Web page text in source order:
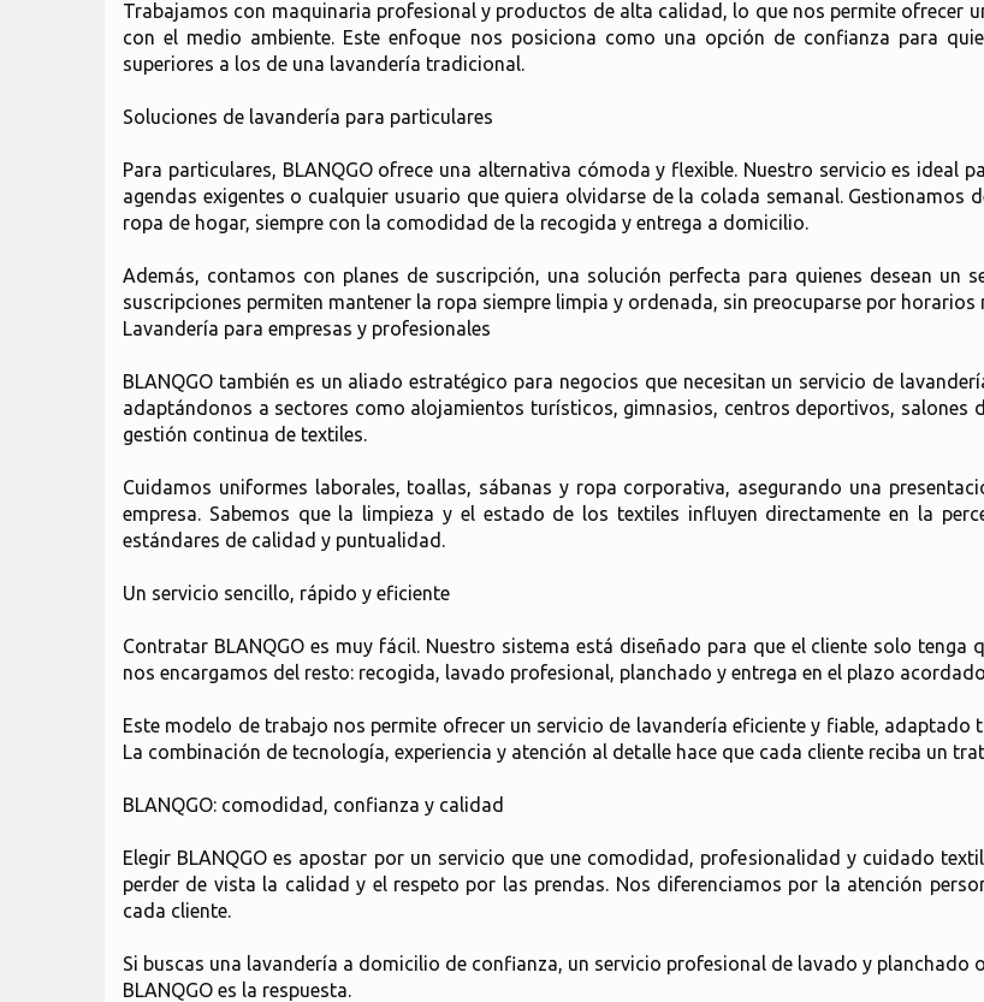
Trabajamos con maquinaria profesional y productos de alta calidad, lo que nos permite ofrecer
con el medio ambiente. Este enfoque nos posiciona como una opción de confianza para
superiores a los de una lavandería tradicional.
Soluciones de lavandería para particulares
Para particulares, BLANQGO ofrece una alternativa cómoda y flexible. Nuestro servicio es ideal
agendas exigentes o cualquier usuario que quiera olvidarse de la colada semanal.
ropa de hogar, siempre con la comodidad de la recogida y entrega a domicilio.
Además, contamos con planes de suscripción, una solución perfecta para quienes desean un
suscripciones permiten mantener la ropa siempre limpia y ordenada, sin preocuparse por horarios
Lavandería para empresas y profesionales
BLANQGO también es un aliado estratégico para negocios que necesitan un servicio de
adaptándonos a sectores como alojamientos turísticos, gimnasios, centros deportivos, salones
gestión continua de textiles.
Cuidamos uniformes laborales, toallas, sábanas y ropa corporativa, asegurando una
empresa. Sabemos que la limpieza y el estado de los textiles influyen directamente en la
estándares de calidad y puntualidad.
Un servicio sencillo, rápido y eficiente
Contratar BLANQGO es muy fácil. Nuestro sistema está diseñado para que el cliente solo
nos encargamos del resto: recogida, lavado profesional, planchado y entrega en el plazo
Este modelo de trabajo nos permite ofrecer un servicio de lavandería eficiente y fiable,
La combinación de tecnología, experiencia y atención al detalle hace que cada cliente reciba un
BLANQGO: comodidad, confianza y calidad
Elegir BLANQGO es apostar por un servicio que une comodidad, profesionalidad y cuidado
perder de vista la calidad y el respeto por las prendas. Nos diferenciamos por la atención
cada cliente.
Si buscas una lavandería a domicilio de confianza, un servicio profesional de lavado y
BLANQGO es la respuesta.